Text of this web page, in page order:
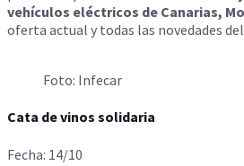
vehículos eléctricos de Canarias,
oferta actual y todas las novedades
Foto: Infecar
Cata de vinos solidaria
Fecha: 14/10